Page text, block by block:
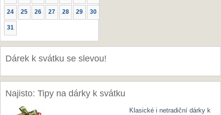
24 25 26 27 28 29 30
31
Dárek k svátku se slevou!
Najisto: Tipy na dárky k svátku
Klasické i netradiční dárky k